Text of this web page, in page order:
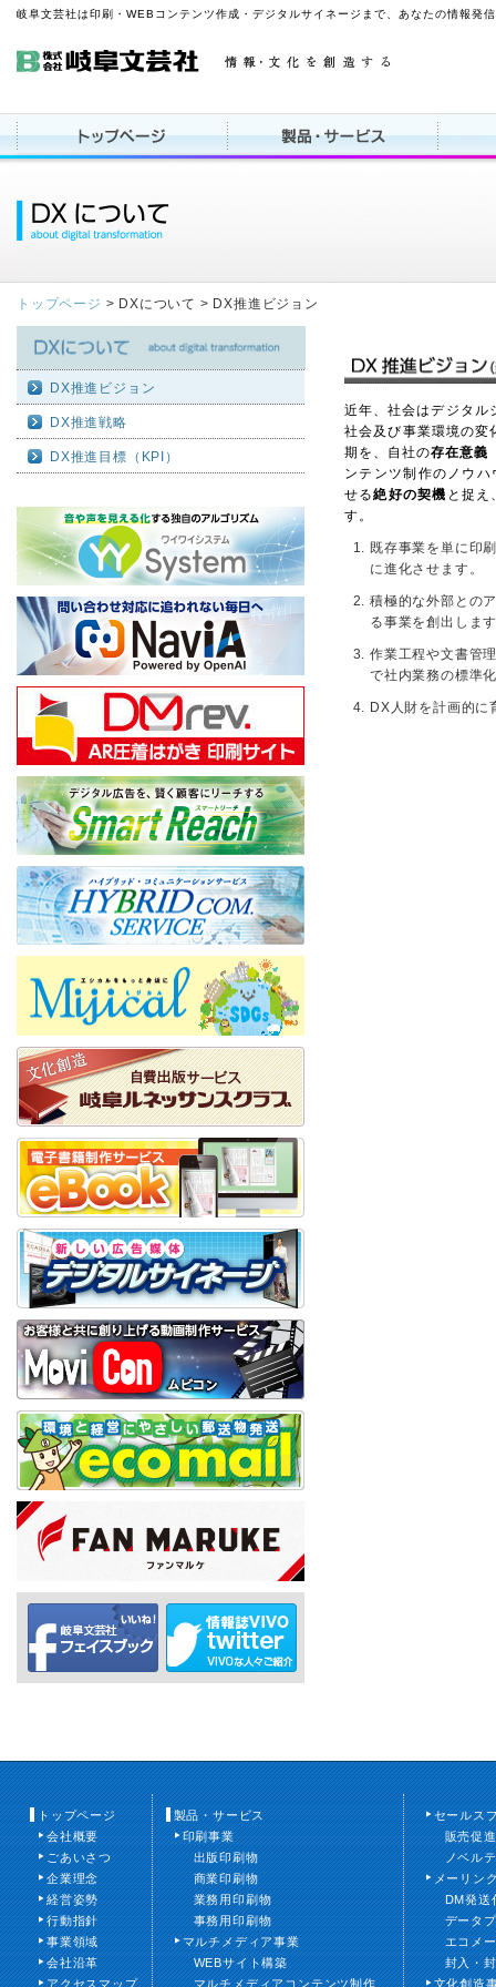
岐阜文芸社は印刷・WEBコンテンツ作成・デジタルサイネージまで、あなたの情報発
トップページ > DXについて > DX推進ビジョン
近年、社会はデジタル
社会及び事業環境の変
期を、自社の存在意義
ンテンツ制作のノウ
せる絶好の契機 と捉
す。
既存事業を単に印
に進化させます。
積極的な外部との
る事業を創出しま
作業工程や文書管
で社内業務の標準
DX人財を計画的に
DX推進ビジョン
DX推進戦略
DX推進目標（KPI）
トップページ
会社概要
ごあいさつ
企業理念
経営姿勢
行動指針
事業領域
会社沿革
アクセスマップ
製品・サービス
印刷事業
出版印刷物
商業印刷物
業務用印刷物
事務用印刷物
マルチメディア事業
WEBサイト構築
マルチメディアコンテンツ制作
セールス
販売促
ノベル
メーリン
DM発送
データ
エコメ
封入・
文化創造